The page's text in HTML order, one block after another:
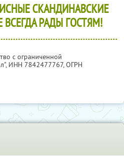
СКАНДИНАВСКИЕ
ВСЕГДА РАДЫ ГОСТЯМ!
с ограниченной
ИНН 7842477767, ОГРН